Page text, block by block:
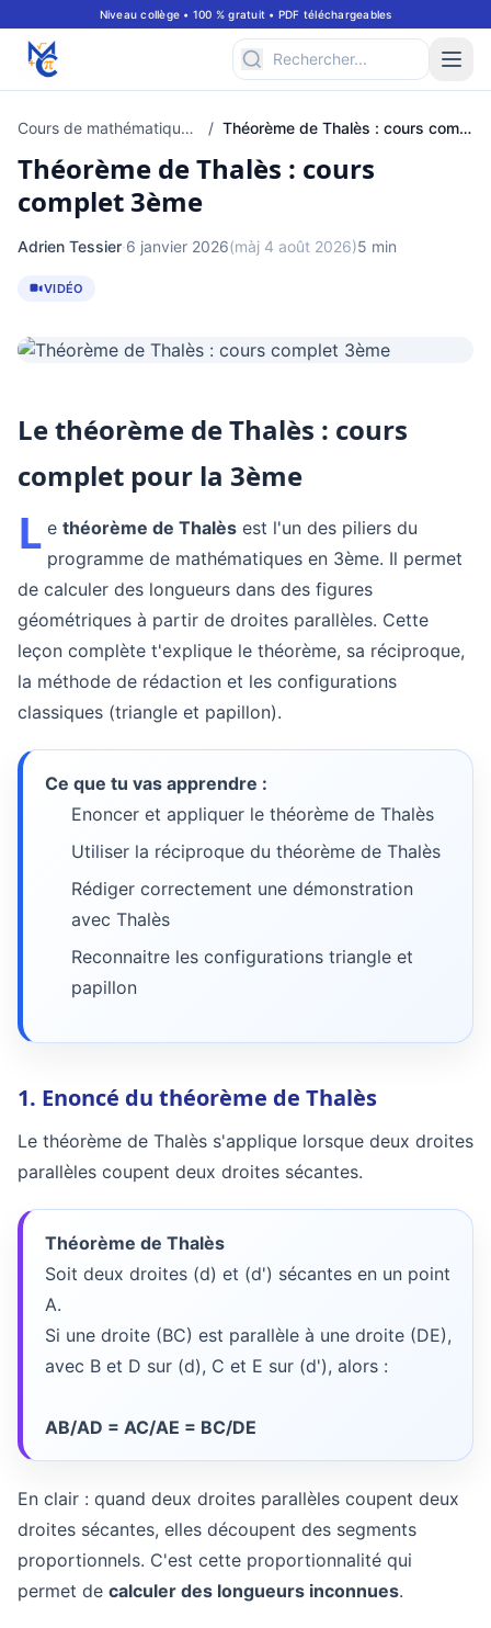
Niveau collège • 100 % gratuit • PDF téléchargeables
Cours de mathématiques à consulter en ligne pour classe de 3ème / Théorème de Thalès : cours complet 3ème
Théorème de Thalès : cours
complet 3ème
Adrien Tessier·6 janvier 2026(màj 4 août 2026)5 min
VIDÉO
Le théorème de Thalès : cours
complet pour la 3ème
L e théorème de Thalès est l'un des piliers du
programme de mathématiques en 3ème. Il permet
de calculer des longueurs dans des figures
géométriques à partir de droites parallèles. Cette
leçon complète t'explique le théorème, sa réciproque,
la méthode de rédaction et les configurations
classiques (triangle et papillon).
Ce que tu vas apprendre :
Enoncer et appliquer le théorème de Thalès
Utiliser la réciproque du théorème de Thalès
Rédiger correctement une démonstration
avec Thalès
Reconnaitre les configurations triangle et
papillon
1. Enoncé du théorème de Thalès
Le théorème de Thalès s'applique lorsque deux droites
parallèles coupent deux droites sécantes.
Théorème de Thalès
Soit deux droites (d) et (d') sécantes en un point
A.
Si une droite (BC) est parallèle à une droite (DE),
avec B et D sur (d), C et E sur (d'), alors :
AB/AD = AC/AE = BC/DE
En clair : quand deux droites parallèles coupent deux
droites sécantes, elles découpent des segments
proportionnels. C'est cette proportionnalité qui
permet de calculer des longueurs inconnues.